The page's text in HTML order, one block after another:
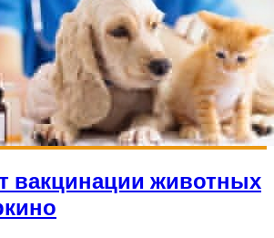
вакцинации животных